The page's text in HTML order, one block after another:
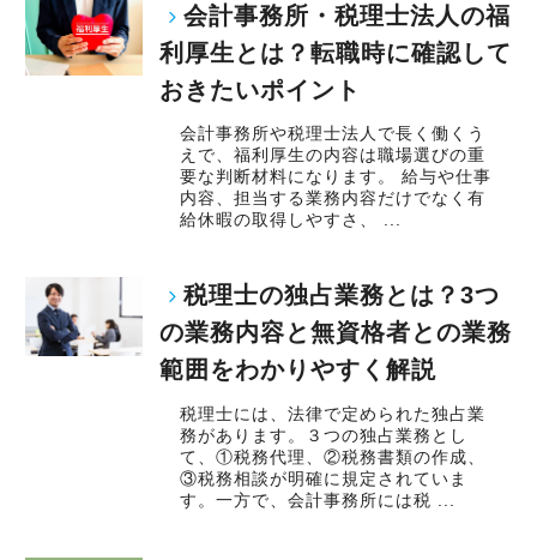
会計事務所・税理士法人の福
利厚生とは？転職時に確認して
おきたいポイント
会計事務所や税理士法人で長く働くう
えで、福利厚生の内容は職場選びの重
要な判断材料になります。 給与や仕事
内容、担当する業務内容だけでなく有
給休暇の取得しやすさ、 ...
税理士の独占業務とは？3つ
の業務内容と無資格者との業務
範囲をわかりやすく解説
税理士には、法律で定められた独占業
務があります。３つの独占業務とし
て、①税務代理、②税務書類の作成、
③税務相談が明確に規定されていま
す。一方で、会計事務所には税 ...